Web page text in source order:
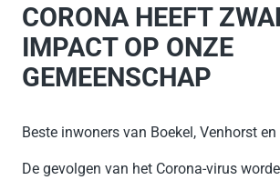
CORONA HEEFT
IMPACT OP ONZE
GEMEENSCHAP
Beste inwoners van Boekel, Venhorst
De gevolgen van het Corona-virus